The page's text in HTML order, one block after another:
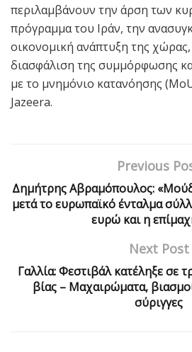
περιλαμβάνουν την άρση των
πρόγραμμα του Ιράν, την
οικονομική ανάπτυξη της
διασφάλιση της συμμόρφωσης
με το μνημόνιο κατανόησης
Jazeera.
Previous
Δημήτρης Αβραμόπουλος:
μετά το ευρωπαϊκό ένταλμα
ευρώ και η
Next Post
Γαλλία: Φεστιβάλ κατέληξε σε
βίας – Μαχαιρώματα,
σύριγγες